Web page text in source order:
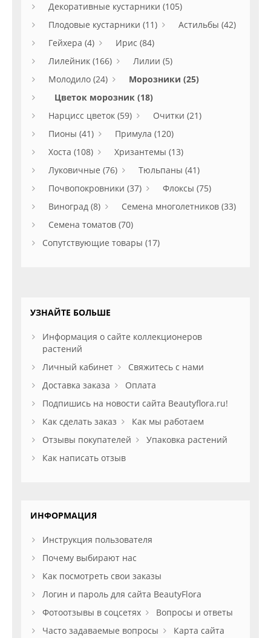
Декоративные кустарники (105)
Плодовые кустарники (11)
Астильбы (42)
Гейхера (4)
Ирис (84)
Лилейник (166)
Лилии (5)
Молодило (24)
Морозники (25)
Цветок морозник (18)
Нарцисс цветок (59)
Очитки (21)
Пионы (41)
Примула (120)
Хоста (108)
Хризантемы (13)
Луковичные (76)
Тюльпаны (41)
Почвопокровники (37)
Флоксы (75)
Виноград (8)
Семена многолетников (33)
Семена томатов (70)
Сопутствующие товары (17)
УЗНАЙТЕ БОЛЬШЕ
Информация о сайте коллекционеров
растений
Личный кабинет
Свяжитесь с нами
Доставка заказа
Оплата
Подпишись на новости сайта Beautyflora.ru!
Как сделать заказ
Как мы работаем
Отзывы покупателей
Упаковка растений
Как написать отзыв
ИНФОРМАЦИЯ
Инструкция пользователя
Почему выбирают нас
Как посмотреть свои заказы
Логин и пароль для сайта BeautyFlora
Фотоотзывы в соцсетях
Вопросы и ответы
Часто задаваемые вопросы
Карта сайта